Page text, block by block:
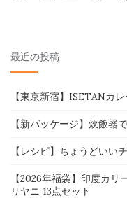
最近の投稿
【東京新宿】ISETANカ
【新パッケージ】炊飯器
【レシピ】ちょうどいい
【2026年福袋】印度カ
リヤニ 13点セット